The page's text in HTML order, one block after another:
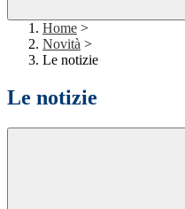
Home >
Novità >
Le notizie
Le notizie